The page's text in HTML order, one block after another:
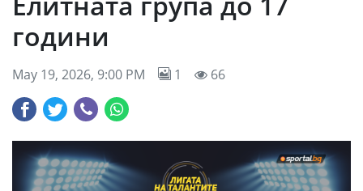
години
May 19, 2026, 9:00 PM 1 66